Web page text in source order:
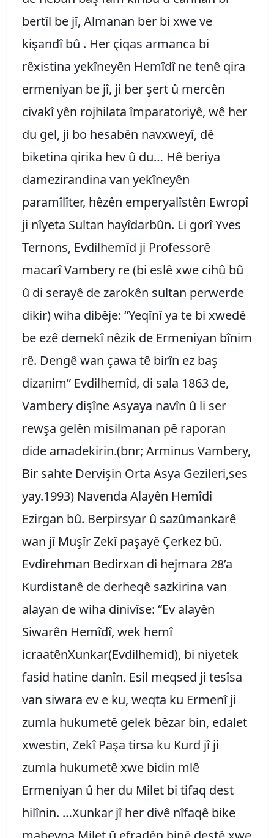
bertîl be jî, Almanan ber bi xwe ve
kişandî bû . Her çiqas armanca bi
rêxistina yekîneyên Hemîdî ne tenê qira
ermeniyan be jî, ji ber şert û mercên
civakî yên rojhilata împaratoriyê, wê her
du gel, ji bo hesabên navxweyî, dê
biketina qirika hev û du… Hê beriya
damezirandina van yekîneyên
paramîlîter, hêzên emperyalîstên Ewropî
ji nîyeta Sultan hayîdarbûn. Li gorî Yves
Ternons, Evdilhemîd ji Professorê
macarî Vambery re (bi eslê xwe cihû bû
û di serayê de zarokên sultan perwerde
dikir) wiha dibêje: “Yeqînî ya te bi xwedê
be ezê demekî nêzik de Ermeniyan bînim
rê. Dengê wan çawa tê birîn ez baş
dizanim” Evdilhemîd, di sala 1863 de,
Vambery dişîne Asyaya navîn û li ser
rewşa gelên misilmanan pê raporan
dide amadekirin.(bnr; Arminus Vambery,
Bir sahte Dervişin Orta Asya Gezileri,ses
yay.1993) Navenda Alayên Hemîdi
Ezirgan bû. Berpirsyar û sazûmankarê
wan jî Muşîr Zekî paşayê Çerkez bû.
Evdirehman Bedirxan di hejmara 28’a
Kurdistanê de derheqê sazkirina van
alayan de wiha dinivîse: “Ev alayên
Siwarên Hemîdî, wek hemî
icraatênXunkar(Evdilhemid), bi niyetek
fasid hatine danîn. Esil meqsed ji tesîsa
van siwara ev e ku, weqta ku Ermenî ji
zumla hukumetê gelek bêzar bin, edalet
xwestin, Zekî Paşa tirsa ku Kurd jî ji
zumla hukumetê xwe bidin mlê
Ermeniyan û her du Milet bi tifaq dest
hilînin. …Xunkar jî her divê nîfaqê bike